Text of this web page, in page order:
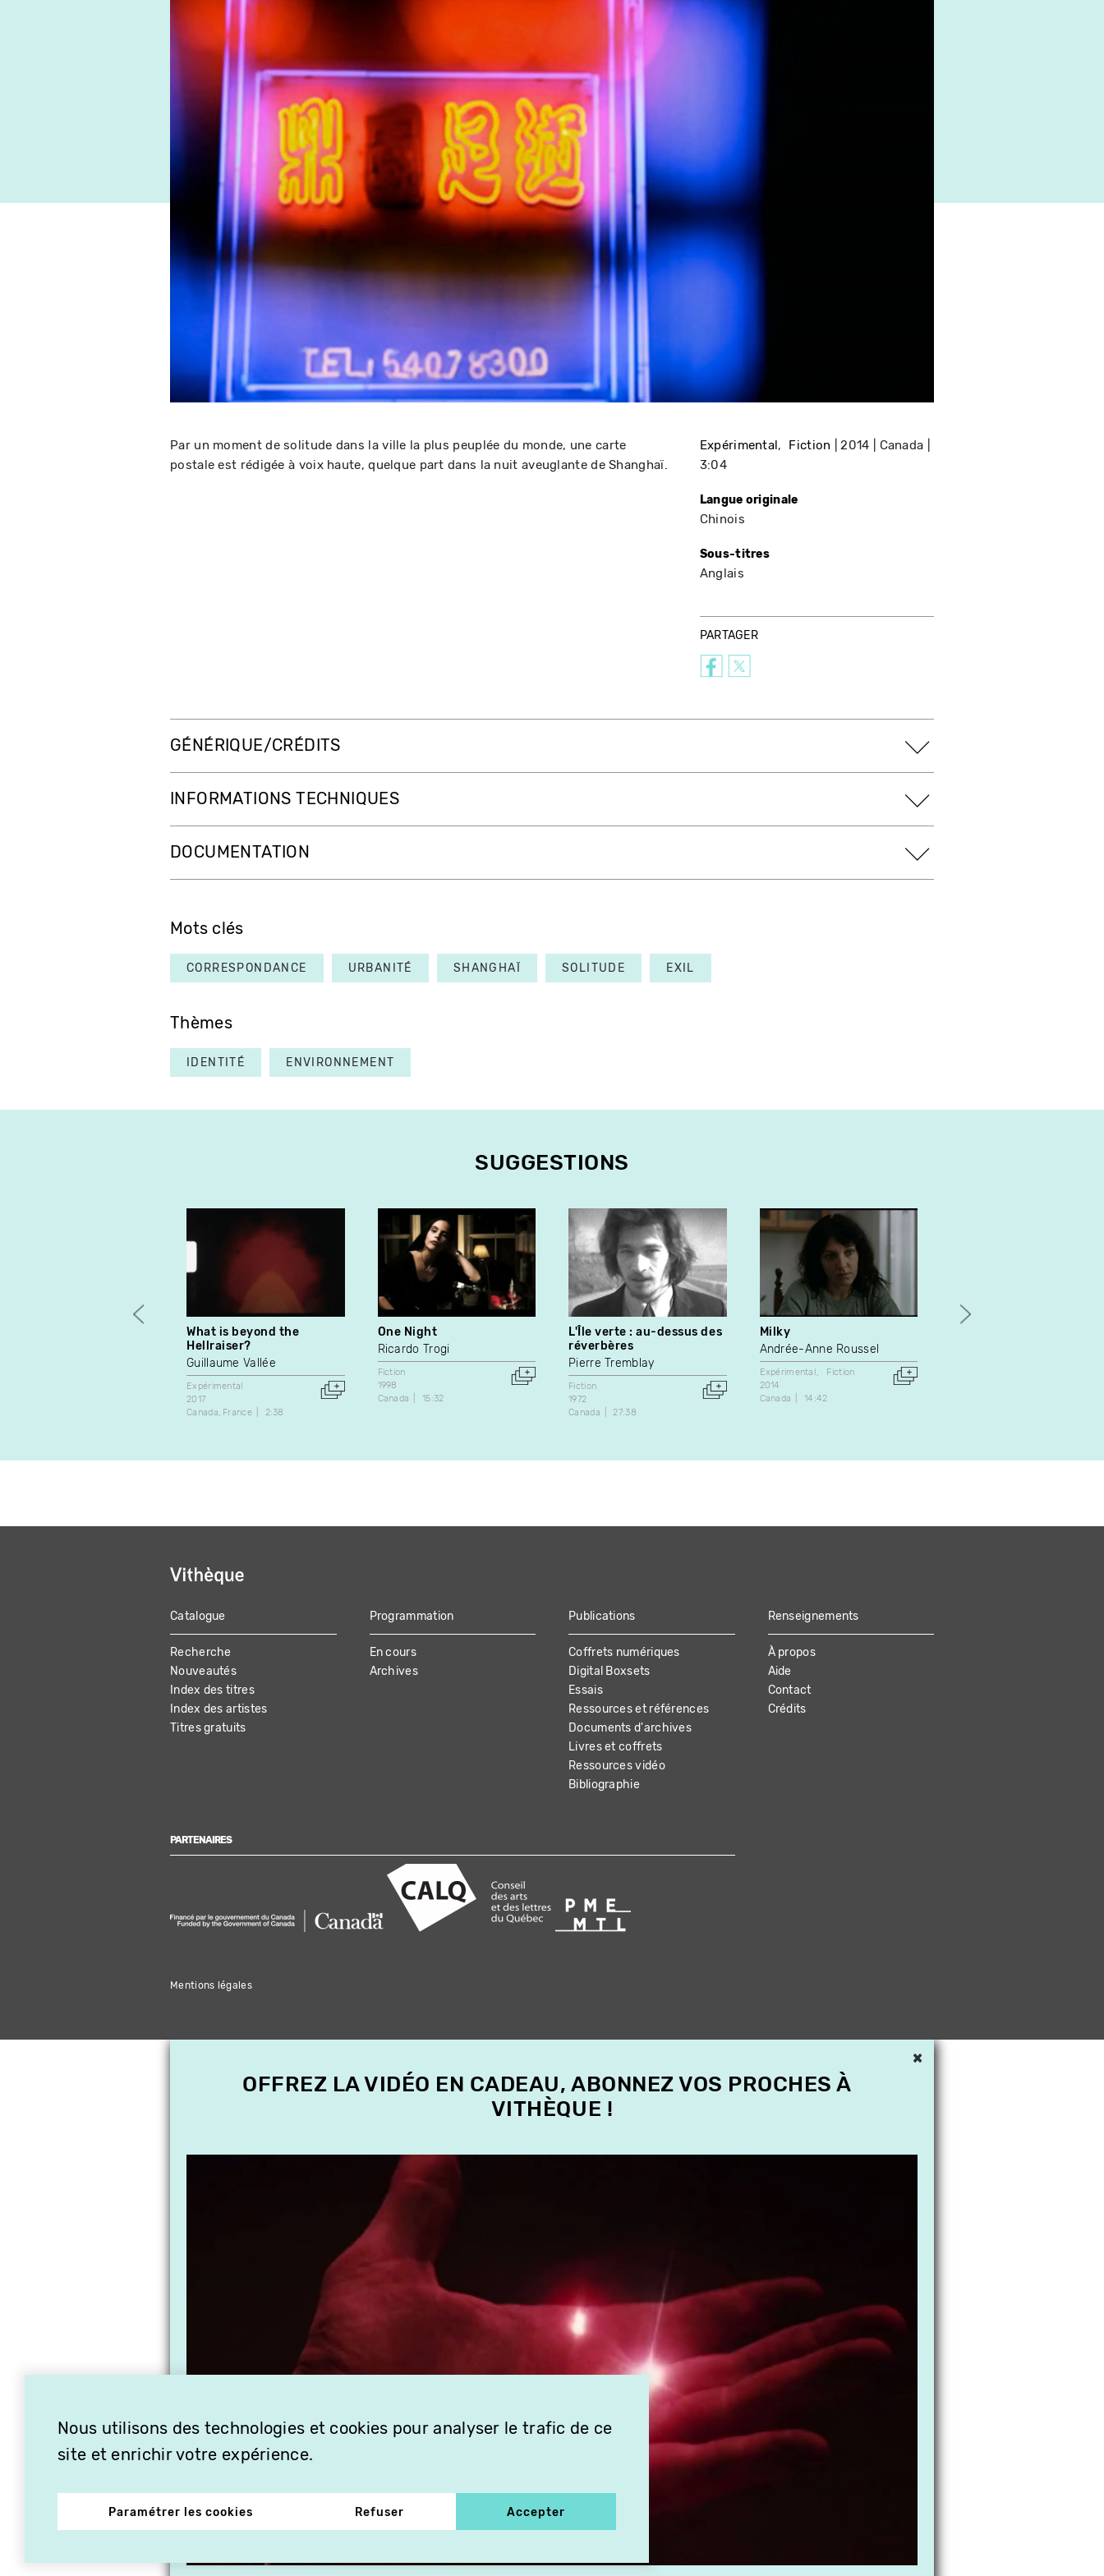
Par un moment de solitude dans la ville la plus peuplée du monde, une carte
postale est rédigée à voix haute, quelque part dans la nuit aveuglante de Shanghaï.
Expérimental Fiction 2014
Canada
3:04
Langue originale
Chinois
Sous-titres
Anglais
PARTAGER
GÉNÉRIQUE/CRÉDITS
INFORMATIONS TECHNIQUES
DOCUMENTATION
Mots clés
CORRESPONDANCE URBANITÉ SHANGHAÏ SOLITUDE EXIL
Thèmes
IDENTITÉ ENVIRONNEMENT
SUGGESTIONS
What is beyond the
Hellraiser?
Guillaume Vallée
Expérimental
2017
Canada
France 2:38
One Night
Ricardo Trogi
Fiction
1998
Canada
15:32
L'Île verte : au-dessus des
réverbères
Pierre Tremblay
Fiction
1972
Canada
27:38
Milky
Andrée-Anne Roussel
Expérimental
Fiction
2014
Canada
14:42
MAIN
NAVIGATION
Catalogue
Recherche
Nouveautés
Index des titres
Index des artistes
Titres gratuits
Programmation
En cours
Archives
Publications
Coffrets numériques
Digital Boxsets
Essais
Ressources et références
Documents d'archives
Livres et coffrets
Ressources vidéo
Bibliographie
Renseignements
À propos
Aide
Contact
Crédits
PARTENAIRES
Mentions légales
Nous utilisons des technologies et cookies pour analyser le trafic de ce
site et enrichir votre expérience.
Paramétrer les cookies Refuser Accepter
×
OFFREZ LA VIDÉO EN CADEAU, ABONNEZ VOS PROCHES À
VITHÈQUE !